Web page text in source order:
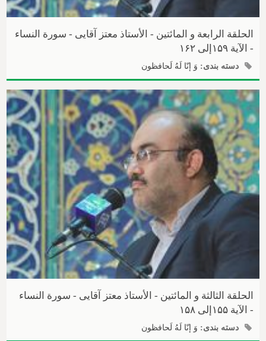
الحلقة الرابعة و المائتین - الأستاذ معتز آقایی - سورة النساء
- الآیة ۱۵۹إلی ۱۶۲
دسته بندی: وَ إنّا لَهُ لَحافظون
الحلقة الثالثة و المائتین - الأستاذ معتز آقایی - سورة النساء
- الآیة ۱۵۵إلی ۱۵۸
دسته بندی: وَ إنّا لَهُ لَحافظون